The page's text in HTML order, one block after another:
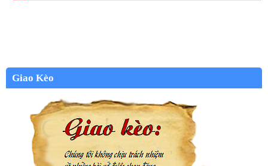
Giao Kèo